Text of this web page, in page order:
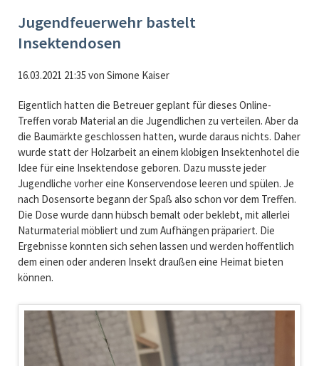
Jugendfeuerwehr bastelt
Insektendosen
16.03.2021 21:35 von Simone Kaiser
Eigentlich hatten die Betreuer geplant für dieses Online-
Treffen vorab Material an die Jugendlichen zu verteilen. Aber da
die Baumärkte geschlossen hatten, wurde daraus nichts. Daher
wurde statt der Holzarbeit an einem klobigen Insektenhotel die
Idee für eine Insektendose geboren. Dazu musste jeder
Jugendliche vorher eine Konservendose leeren und spülen. Je
nach Dosensorte begann der Spaß also schon vor dem Treffen.
Die Dose wurde dann hübsch bemalt oder beklebt, mit allerlei
Naturmaterial möbliert und zum Aufhängen präpariert. Die
Ergebnisse konnten sich sehen lassen und werden hoffentlich
dem einen oder anderen Insekt draußen eine Heimat bieten
können.